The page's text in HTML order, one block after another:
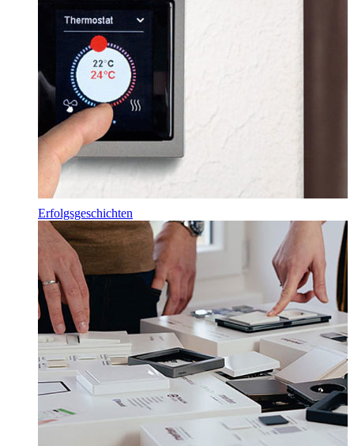
Erfolgsgeschichten